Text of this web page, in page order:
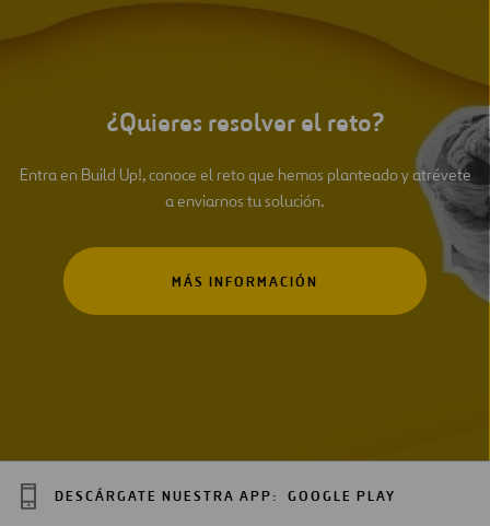
¿Quieres resolver el reto?
Entra en Build Up!, conoce el reto que hemos planteado y atrévete
a enviarnos tu solución.
MÁS INFORMACIÓN
DESCÁRGATE NUESTRA APP: GOOGLE PLAY